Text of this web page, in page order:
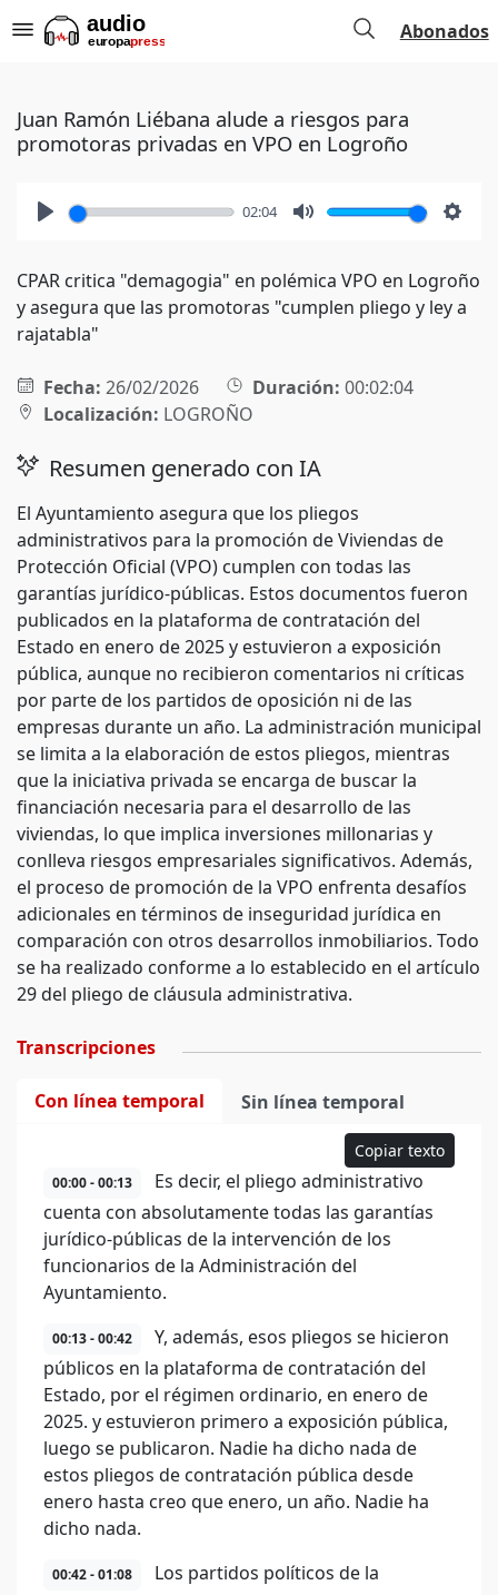
Abonados
Juan Ramón Liébana alude a riesgos para
promotoras privadas en VPO en Logroño
02:04
CPAR critica "demagogia" en polémica VPO en Logroño
y asegura que las promotoras "cumplen pliego y ley a
rajatabla"
Fecha: 26/02/2026 Duración: 00:02:04
Localización: LOGROÑO
Resumen generado con IA
El Ayuntamiento asegura que los pliegos
administrativos para la promoción de Viviendas de
Protección Oficial (VPO) cumplen con todas las
garantías jurídico-públicas. Estos documentos fueron
publicados en la plataforma de contratación del
Estado en enero de 2025 y estuvieron a exposición
pública, aunque no recibieron comentarios ni críticas
por parte de los partidos de oposición ni de las
empresas durante un año. La administración municipal
se limita a la elaboración de estos pliegos, mientras
que la iniciativa privada se encarga de buscar la
financiación necesaria para el desarrollo de las
viviendas, lo que implica inversiones millonarias y
conlleva riesgos empresariales significativos. Además,
el proceso de promoción de la VPO enfrenta desafíos
adicionales en términos de inseguridad jurídica en
comparación con otros desarrollos inmobiliarios. Todo
se ha realizado conforme a lo establecido en el artículo
29 del pliego de cláusula administrativa.
Transcripciones
Con línea temporal Sin línea temporal
Copiar texto
00:00 - 00:13
Es decir, el pliego administrativo
cuenta con absolutamente todas las garantías
jurídico-públicas de la intervención de los
funcionarios de la Administración del
Ayuntamiento.
00:13 - 00:42
Y, además, esos pliegos se hicieron
públicos en la plataforma de contratación del
Estado, por el régimen ordinario, en enero de
2025. y estuvieron primero a exposición pública,
luego se publicaron. Nadie ha dicho nada de
estos pliegos de contratación pública desde
enero hasta creo que enero, un año. Nadie ha
dicho nada.
00:42 - 01:08
Los partidos políticos de la